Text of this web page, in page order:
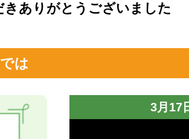
きありがとうございました
は
3月17